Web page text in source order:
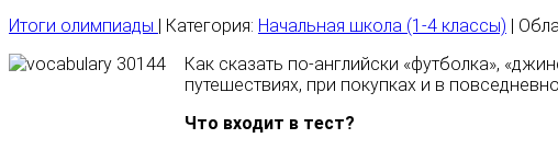
Итоги олимпиады
| Категория: Начальная школа (1-4 классы) |
Как сказать по‑английски «футболка»,
путешествиях, при покупках и в
Что входит в тест?